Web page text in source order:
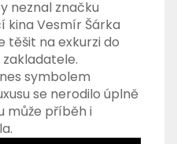
neznal značku
kina Vesmír Šárka
těšit na exkurzi do
symbolem
se nerodilo úplně
může příběh i